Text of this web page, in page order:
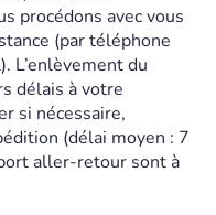
procédons avec vous
(par téléphone
L’enlèvement du
délais à votre
si nécessaire,
(délai moyen : 7
aller-retour sont à